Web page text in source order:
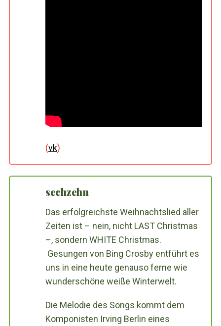
(vk)
sechzehn
Das erfolgreichste Weihnachtslied aller
Zeiten ist – nein, nicht LAST Christmas
–, sondern WHITE Christmas.
Gesungen von Bing Crosby entführt es
uns in eine heute genauso ferne wie
wunderschöne weiße Winterwelt.
Die Melodie des Songs kommt dem
Komponisten Irving Berlin eines